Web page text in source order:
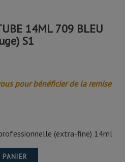
14ML 709 BLEU
S1
pour bénéficier de la remise
(extra-fine) 14ml
PANIER